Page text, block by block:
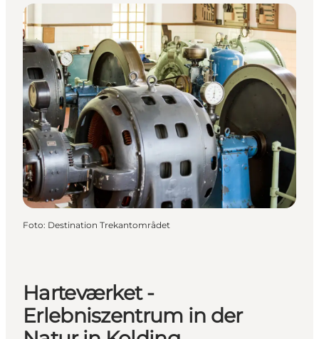
Foto: Destination Trekantområdet
Harteværket -
Erlebniszentrum in der